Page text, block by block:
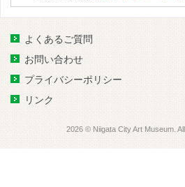
よくあるご質問
お問い合わせ
プライバシーポリシー
リンク
2026 © Niigata City Art Museum.